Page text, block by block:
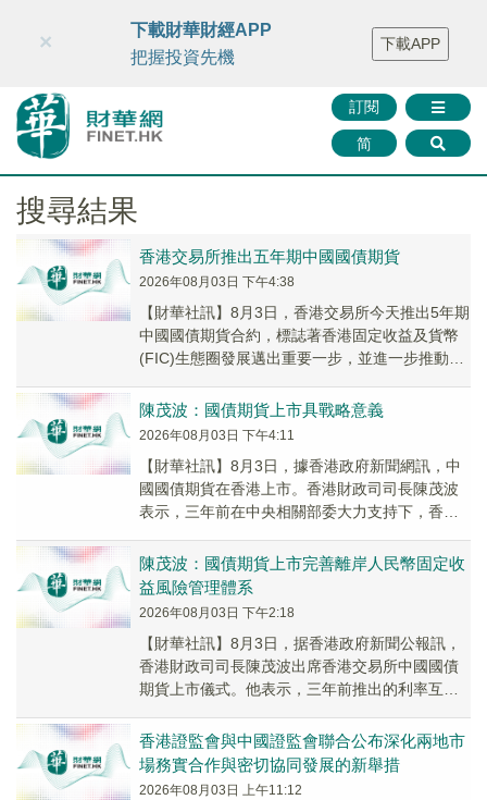
財華智庫網 FINTV FINMETA 財華證券 媒體矩陣
智庫沙龍
聯絡我們
訂閱
简
×
下載財華財經APP
把握投資先機
下載APP
搜尋結果
香港交易所推出五年期中國國債期貨
2026年08月03日 下午4:38
【財華社訊】8月3日，香港交易所今天推出5年期
中國國債期貨合約，標誌著香港固定收益及貨幣
(FIC)生態圈發展邁出重要一步，並進一步推動香
債...
陳茂波：國債期貨上市具戰略意義
2026年08月03日 下午4:11
【財華社訊】8月3日，據香港政府新聞網訊，中
國國債期貨在香港上市。香港財政司司長陳茂波
表示，三年前在中央相關部委大力支持下，香港
人民幣利...
陳茂波：國債期貨上市完善離岸人民幣固定收
益風險管理體系
2026年08月03日 下午2:18
【財華社訊】8月3日，据香港政府新聞公報訊，
香港財政司司長陳茂波出席香港交易所中國國債
期貨上市儀式。他表示，三年前推出的利率互換
險，今天...
香港證監會與中國證監會聯合公布深化兩地市
場務實合作與密切協同發展的新舉措
2026年08月03日 上午11:12